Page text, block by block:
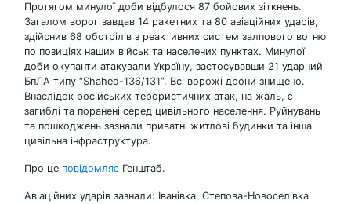
Протягом минулої доби відбулося 87 бойових зіткнень.
Загалом ворог завдав 14 ракетних та 80 авіаційних ударів,
здійснив 68 обстрілів з реактивних систем залпового вогню
по позиціях наших військ та населених пунктах. Минулої
доби окупанти атакували Україну, застосувавши 21 ударний
БпЛА типу “Shahed-136/131”. Всі ворожі дрони знищено.
Внаслідок російських терористичних атак, на жаль, є
загиблі та поранені серед цивільного населення. Руйнувань
та пошкоджень зазнали приватні житлові будинки та інша
цивільна інфраструктура.
Про це повідомляє Генштаб.
Авіаційних ударів зазнали: Іванівка, Степова-Новоселівка